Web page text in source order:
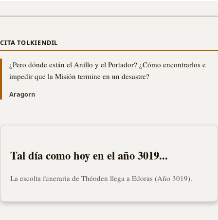
CITA TOLKIENDIL
¿Pero dónde están el Anillo y el Portador? ¿Cómo encontrarlos e
impedir que la Misión termine en un desastre?
Aragorn
Tal día como hoy en el año 3019...
La escolta funeraria de Théoden llega a Edoras (Año 3019).